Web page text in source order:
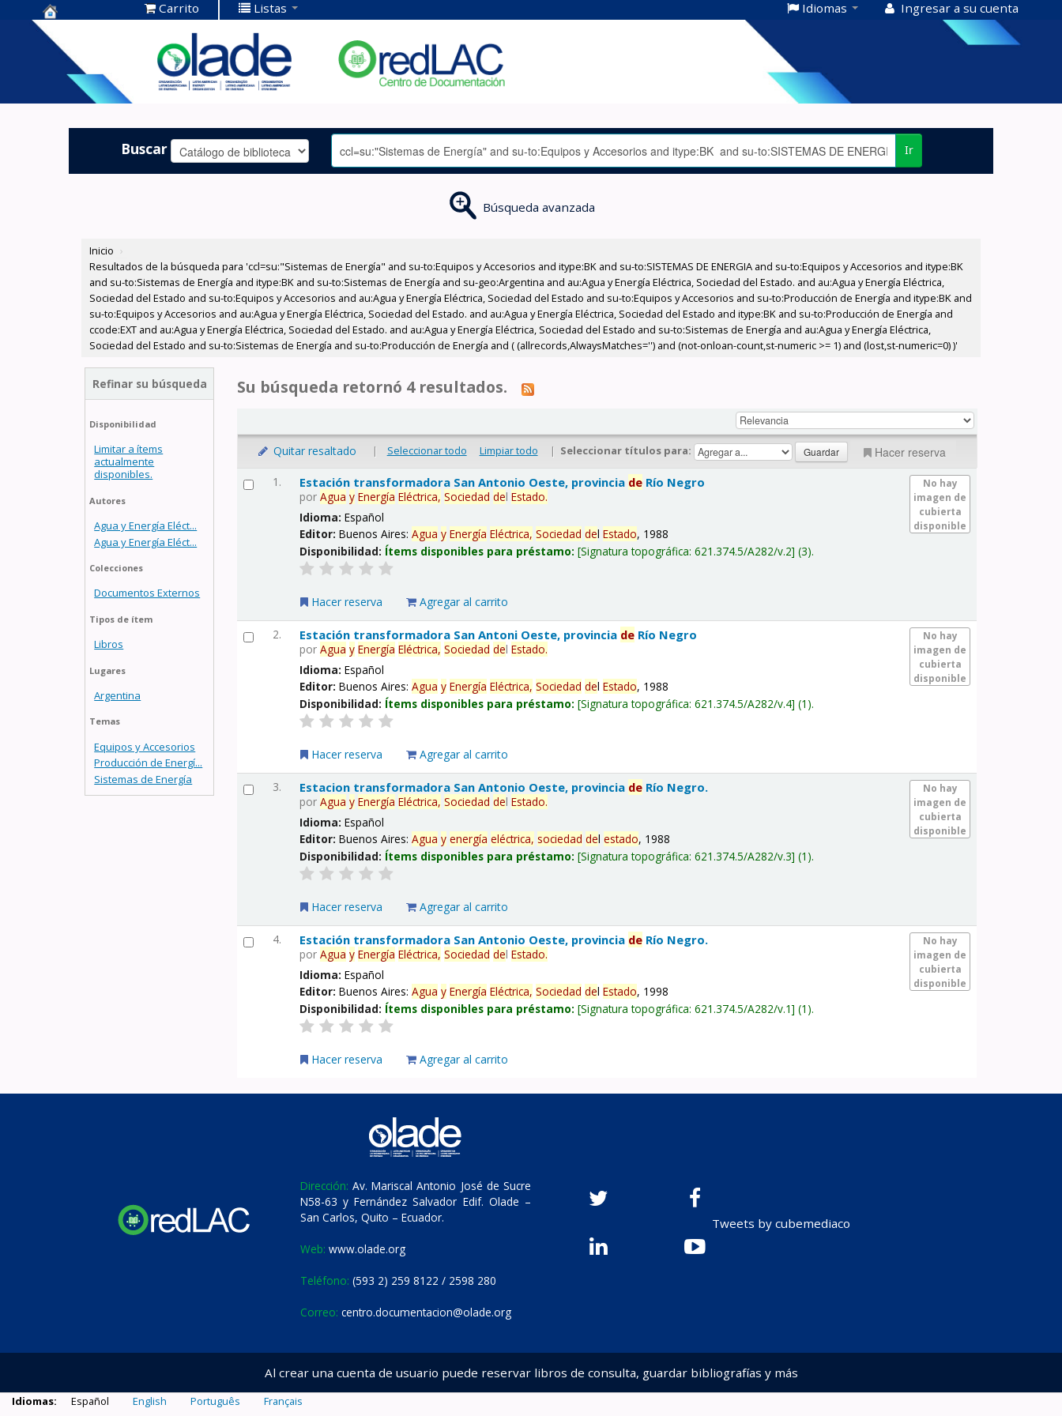
Centro de
Documentación
OLADE -
Carrito Listas Idiomas Ingresar a su cuenta
Buscar Ir
Búsqueda avanzada
Inicio ›
Resultados de la búsqueda para 'ccl=su:"Sistemas de Energía" and su-to:Equipos y Accesorios and itype:BK and su-to:SISTEMAS DE ENERGIA and su-to:Equipos y Accesorios and itype:BK
and su-to:Sistemas de Energía and itype:BK and su-to:Sistemas de Energía and su-geo:Argentina and au:Agua y Energía Eléctrica, Sociedad del Estado. and au:Agua y Energía Eléctrica,
Sociedad del Estado and su-to:Equipos y Accesorios and au:Agua y Energía Eléctrica, Sociedad del Estado and su-to:Equipos y Accesorios and su-to:Producción de Energía and itype:BK and
su-to:Equipos y Accesorios and au:Agua y Energía Eléctrica, Sociedad del Estado. and au:Agua y Energía Eléctrica, Sociedad del Estado and itype:BK and su-to:Producción de Energía and
ccode:EXT and au:Agua y Energía Eléctrica, Sociedad del Estado. and au:Agua y Energía Eléctrica, Sociedad del Estado and su-to:Sistemas de Energía and au:Agua y Energía Eléctrica,
Sociedad del Estado and su-to:Sistemas de Energía and su-to:Producción de Energía and ( (allrecords,AlwaysMatches='') and (not-onloan-count,st-numeric >= 1) and (lost,st-numeric=0) )'
Refinar su búsqueda
Disponibilidad
Limitar a ítems
actualmente
disponibles.
Autores
Agua y Energía Eléct...
Agua y Energía Eléct...
Colecciones
Documentos Externos
Tipos de ítem
Libros
Lugares
Argentina
Temas
Equipos y Accesorios
Producción de Energí...
Sistemas de Energía
Su búsqueda retornó 4 resultados.
Quitar resaltado | Seleccionar todo Limpiar todo | Seleccionar títulos para: Hacer reserva
1.
No hay
imagen de
cubierta
disponible
Estación transformadora San Antonio Oeste, provincia de Río Negro
porAgua y Energía Eléctrica, Sociedad delEstado.
Idioma:Español
Editor:Buenos Aires:Agua y Energía Eléctrica, Sociedad delEstado, 1988
Disponibilidad: Ítems disponibles para préstamo: Signatura topográfica:621.374.5/A282/v.2 (3).
Hacer reserva Agregar al carrito
2.
No hay
imagen de
cubierta
disponible
Estación transformadora San Antoni Oeste, provincia de Río Negro
porAgua y Energía Eléctrica, Sociedad delEstado.
Idioma:Español
Editor:Buenos Aires:Agua y Energía Eléctrica, Sociedad delEstado, 1988
Disponibilidad: Ítems disponibles para préstamo: Signatura topográfica:621.374.5/A282/v.4 (1).
Hacer reserva Agregar al carrito
3.
No hay
imagen de
cubierta
disponible
Estacion transformadora San Antonio Oeste, provincia de Río Negro.
porAgua y Energía Eléctrica, Sociedad delEstado.
Idioma:Español
Editor:Buenos Aires:Agua y energía eléctrica, sociedad delestado, 1988
Disponibilidad: Ítems disponibles para préstamo: Signatura topográfica:621.374.5/A282/v.3 (1).
Hacer reserva Agregar al carrito
4.
No hay
imagen de
cubierta
disponible
Estación transformadora San Antonio Oeste, provincia de Río Negro.
porAgua y Energía Eléctrica, Sociedad delEstado.
Idioma:Español
Editor:Buenos Aires:Agua y Energía Eléctrica, Sociedad delEstado, 1998
Disponibilidad: Ítems disponibles para préstamo: Signatura topográfica:621.374.5/A282/v.1 (1).
Hacer reserva Agregar al carrito
Dirección: Av. Mariscal Antonio José de Sucre
N58-63 y Fernández Salvador Edif. Olade –
San Carlos, Quito – Ecuador.
Web: www.olade.org
Teléfono: (593 2) 259 8122 / 2598 280
Correo: centro.documentacion@olade.org
Tweets by cubemediaco
Al crear una cuenta de usuario puede reservar libros de consulta, guardar bibliografías y más
Idiomas: Español English Português Français